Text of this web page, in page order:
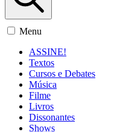
Menu
ASSINE!
Textos
Cursos e Debates
Música
Filme
Livros
Dissonantes
Shows